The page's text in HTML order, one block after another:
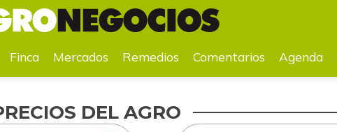
Remedios Comentarios Agenda Precios Videos
Finca Mercados Remedios Comentarios Agenda
DEL AGRO